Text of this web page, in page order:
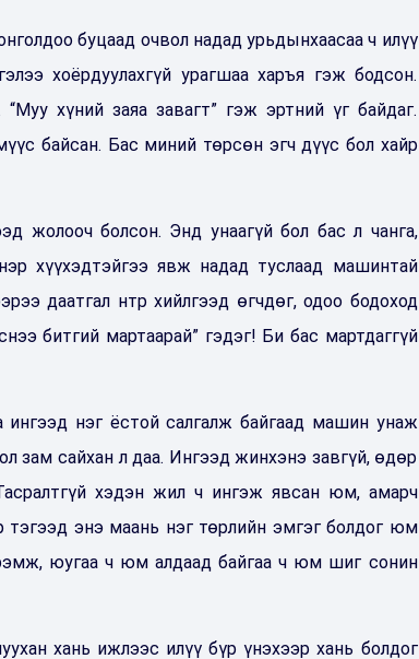
буцаад очвол надад урьдынхаасаа ч илүү
хоёрдуулахгүй урагшаа харъя гэж бодсон.
хүний заяа завагт” гэж эртний үг байдаг.
байсан. Бас миний төрсөн эгч дүүс бол хайр
жолооч болсон. Энд унаагүй бол бас л чанга,
хүүхэдтэйгээ явж надад туслаад машинтай
даатгал нтр хийлгээд өгчдөг, одоо бодоход
битгий мартаарай” гэдэг! Би бас мартдаггүй
ингээд нэг ёстой салгалж байгаад машин унаж
зам сайхан л даа. Ингээд жинхэнэ завгүй, өдөр
хэдэн жил ч ингэж явсан юм, амарч
тэгээд энэ маань нэг төрлийн эмгэг болдог юм
юугаа ч юм алдаад байгаа ч юм шиг сонин
хань ижлээс илүү бүр үнэхээр хань болдог